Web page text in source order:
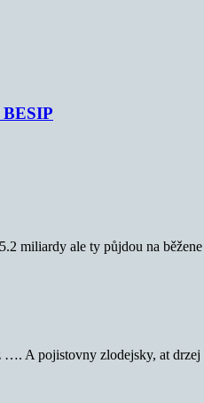
BESIP
miliardy ale ty půjdou na
A pojistovny zlodejsky, at